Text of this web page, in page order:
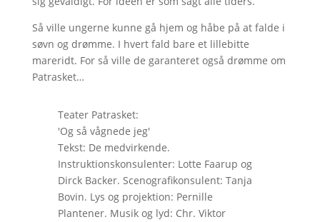
Så ville ungerne kunne gå hjem og håbe på at falde i
søvn og drømme. I hvert fald bare et lillebitte
mareridt. For så ville de garanteret også drømme om
Patrasket…
Teater Patrasket:
'Og så vågnede jeg'
Tekst: De medvirkende.
Instruktionskonsulenter: Lotte Faarup og
Dirck Backer. Scenografikonsulent: Tanja
Bovin. Lys og projektion: Pernille
Plantener. Musik og lyd: Chr. Viktor